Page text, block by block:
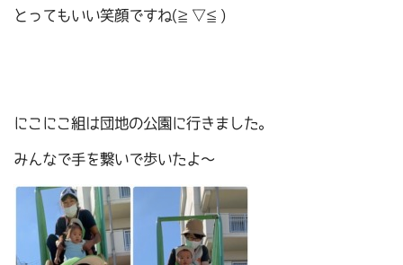
とってもいい笑顔ですね(≧▽≦)
にこにこ組は団地の公園に行きました。
みんなで手を繋いで歩いたよ～